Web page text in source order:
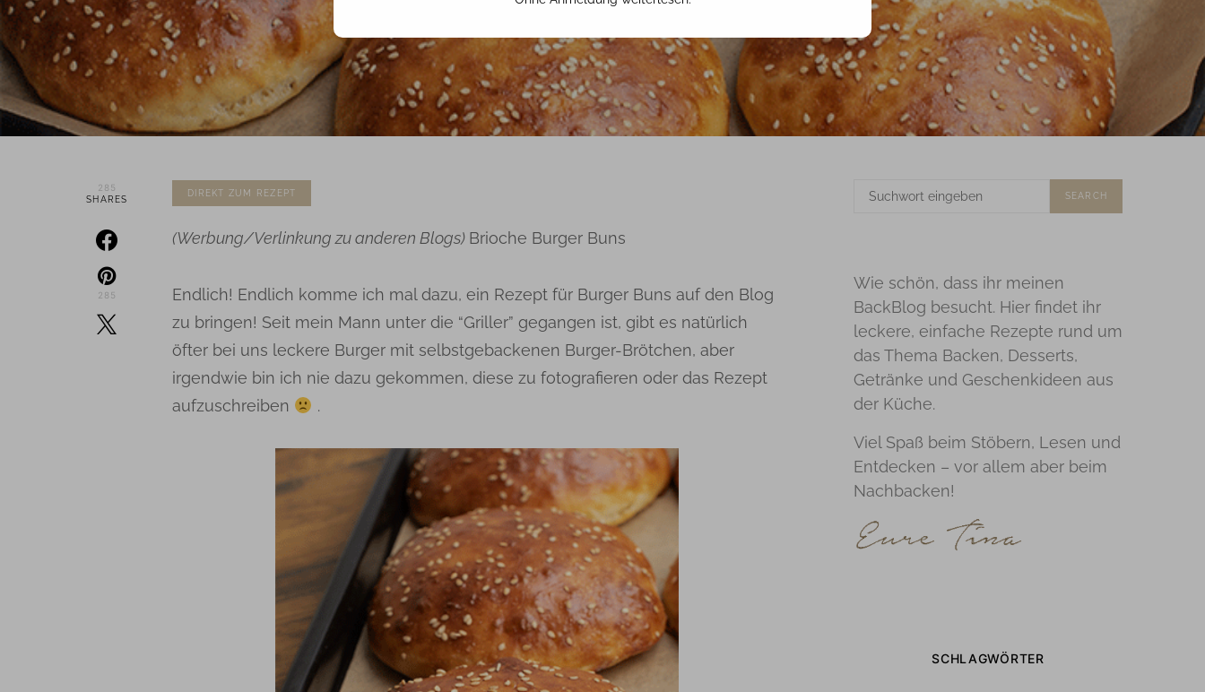
285
SHARES
285
DIREKT ZUM REZEPT
(Werbung/Verlinkung zu anderen Blogs) Brioche Burger Buns
Endlich! Endlich komme ich mal dazu, ein Rezept für Burger Buns auf den Blog
zu bringen! Seit mein Mann unter die “Griller” gegangen ist, gibt es natürlich
öfter bei uns leckere Burger mit selbstgebackenen Burger-Brötchen, aber
irgendwie bin ich nie dazu gekommen, diese zu fotografieren oder das Rezept
aufzuschreiben
.
SUCHE
SEARCH
Wie schön, dass ihr meinen
BackBlog besucht. Hier findet ihr
leckere, einfache Rezepte rund um
das Thema Backen, Desserts,
Getränke und Geschenkideen aus
der Küche.
Viel Spaß beim Stöbern, Lesen und
Entdecken – vor allem aber beim
Nachbacken!
SCHLAGWÖRTER